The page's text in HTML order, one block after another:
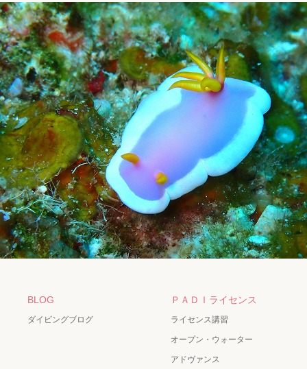
BLOG
ダイビングブログ
ＰＡＤＩライセンス
ライセンス講習
オープン・ウォーター
アドヴァンス